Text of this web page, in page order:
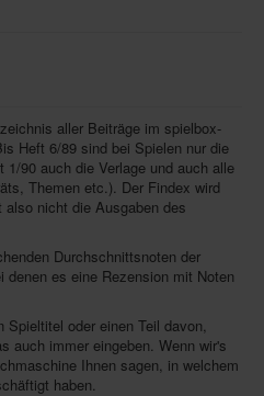
2025
aller Beiträge im spielbox-
Heft 6/89 sind bei Spielen nur die
90 auch die Verlage und auch alle
Themen etc.). Der Findex wird
nicht die Ausgaben des
Durchschnittsnoten der
denen es eine Rezension mit Noten
oder einen Teil davon,
auch immer eingeben. Wenn wir's
Ihnen sagen, in welchem
haben.